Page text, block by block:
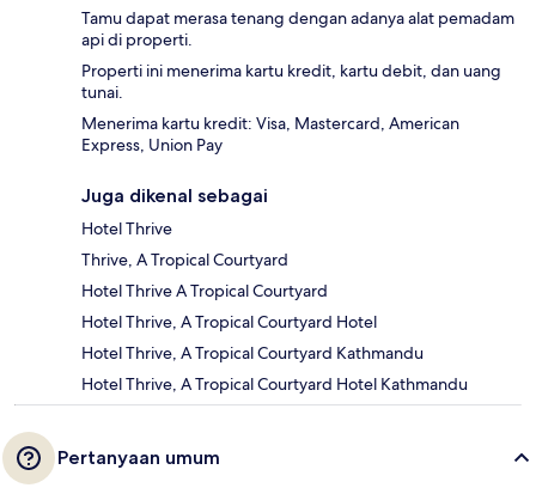
Tamu dapat merasa tenang dengan adanya alat pemadam
api di properti.
Properti ini menerima kartu kredit, kartu debit, dan uang
tunai.
Menerima kartu kredit: Visa, Mastercard, American
Express, Union Pay
Juga dikenal sebagai
Hotel Thrive
Thrive, A Tropical Courtyard
Hotel Thrive A Tropical Courtyard
Hotel Thrive, A Tropical Courtyard Hotel
Hotel Thrive, A Tropical Courtyard Kathmandu
Hotel Thrive, A Tropical Courtyard Hotel Kathmandu
Pertanyaan umum